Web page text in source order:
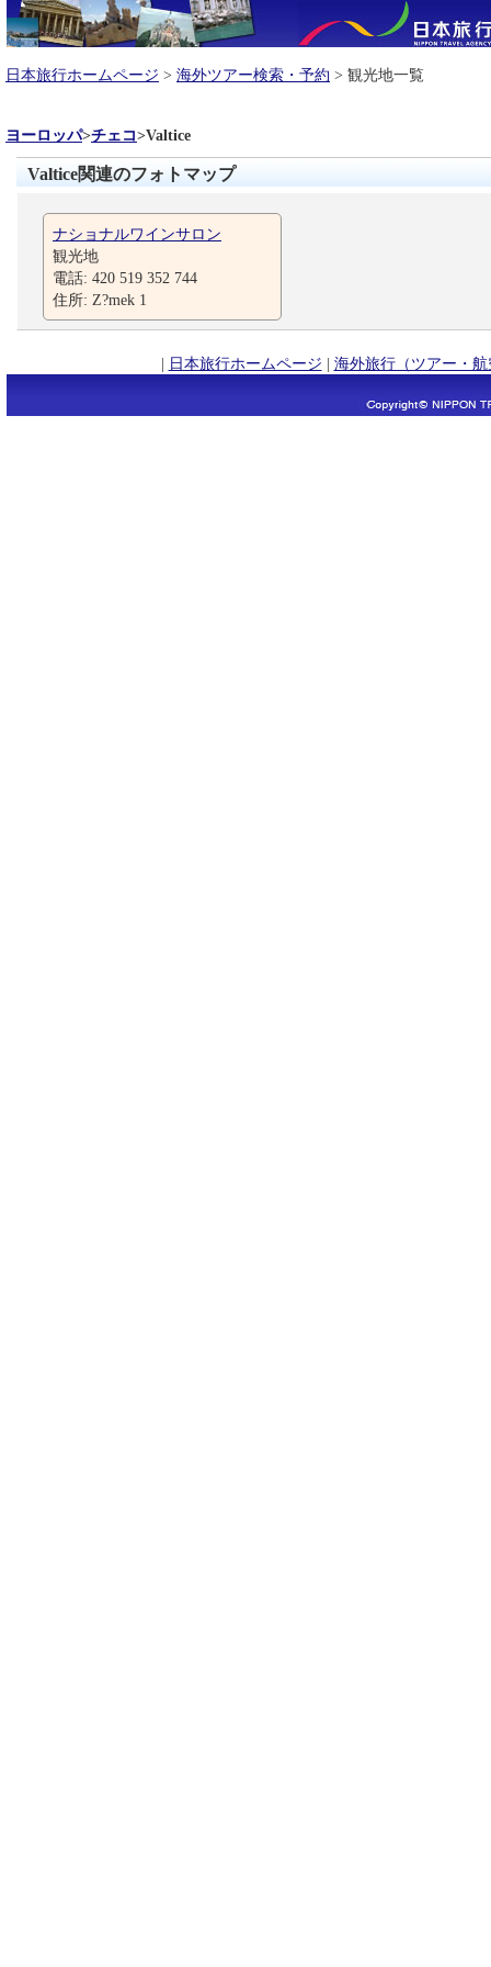
日本旅行ホームページ > 海外ツアー検索・予約 > 観光地一覧
ヨーロッパ>チェコ>Valtice
Valtice関連のフォトマップ
ナショナルワインサロン
観光地
電話: 420 519 352 744
住所: Z?mek 1
| 日本旅行ホームページ | 海外旅行（ツアー・航